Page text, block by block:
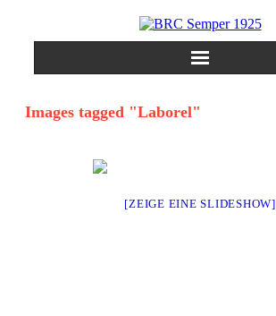
content
Images tagged "Laborel"
[ZEIGE EINE SLIDESHOW]